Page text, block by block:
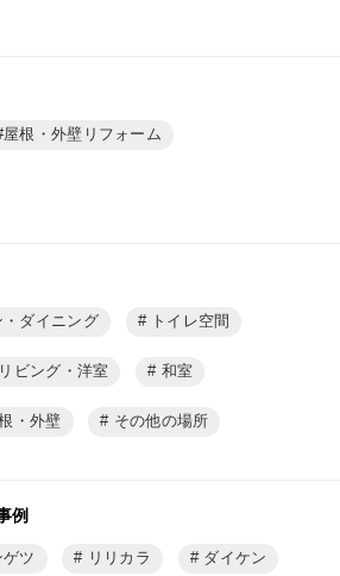
屋根・外壁リフォーム
・ダイニング トイレ空間
ビング・洋室 和室
・外壁 その他の場所
例
ツ リリカラ ダイケン